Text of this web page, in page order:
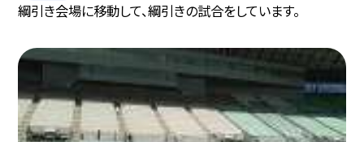
綱引き会場に移動して、綱引きの試合をしています。